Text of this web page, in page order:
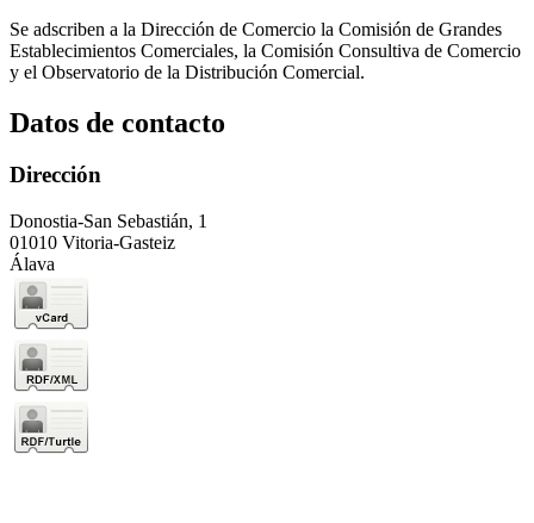
Se adscriben a la Dirección de Comercio la Comisión de Grandes
Establecimientos Comerciales, la Comisión Consultiva de Comercio
y el Observatorio de la Distribución Comercial.
Datos de contacto
Dirección
Donostia-San Sebastián, 1
01010 Vitoria-Gasteiz
Álava